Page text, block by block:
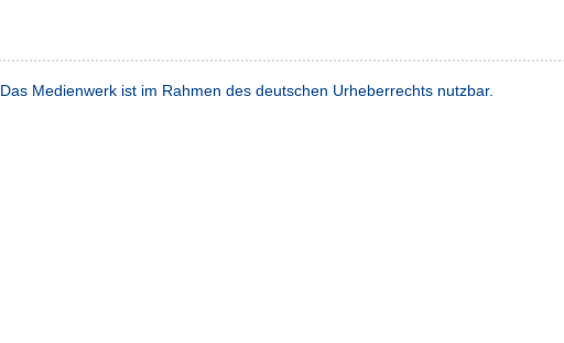
Das Medienwerk ist im Rahmen des deutschen Urheberrechts nutzbar.